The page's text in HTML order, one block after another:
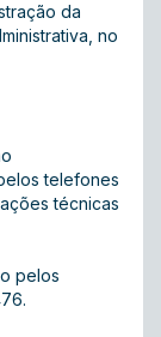
da
no
telefones
técnicas
pelos